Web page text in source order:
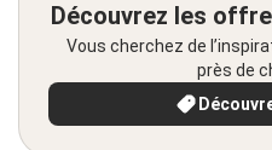
Découvrez les
Vous cherchez de
près de